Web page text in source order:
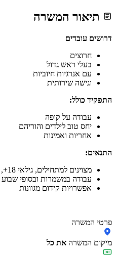
תיאור המשרה
דרושים עובדים
חרוצים
בעלי ראש גדול
עם אנרגיות חיוביות
וגישה שירותית
התפקיד כולל:
עבודה על קופה
יחס טוב לילדים והוריהם
אחריות ואמינות
התנאים:
מצוינים למתחילים, גילאי 18+, תלמידי י"ב, חיילים וסטודנטים
עבודה במשמרות ובסופי
אפשרויות קידום מגוונות
פרטי המשרה
מיקום המשרה את כל